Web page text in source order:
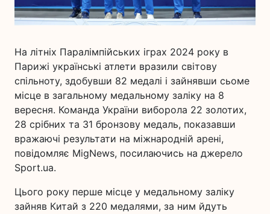
На літніх Паралімпійських іграх 2024 року в
Парижі українські атлети вразили світову
спільноту, здобувши 82 медалі і зайнявши сьоме
місце в загальному медальному заліку на 8
вересня. Команда України виборола 22 золотих,
28 срібних та 31 бронзову медаль, показавши
вражаючі результати на міжнародній арені,
повідомляє MigNews, посилаючись на джерело
Sport.ua.
Цього року перше місце у медальному заліку
зайняв Китай з 220 медалями, за ним йдуть